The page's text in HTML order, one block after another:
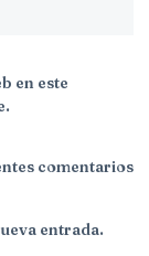
en este
comentarios
entrada.